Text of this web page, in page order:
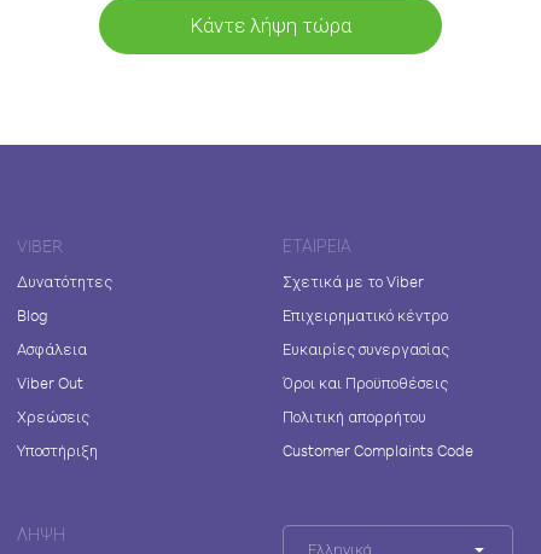
Κάντε λήψη τώρα
VIBER
Δυνατότητες
Blog
Ασφάλεια
Viber Out
Χρεώσεις
Υποστήριξη
ΕΤΑΙΡΕΊΑ
Σχετικά με το Viber
Επιχειρηματικό κέντρο
Ευκαιρίες συνεργασίας
Όροι και Προϋποθέσεις
Πολιτική απορρήτου
Customer Complaints Code
ΛΉΨΗ
Ελληνικά